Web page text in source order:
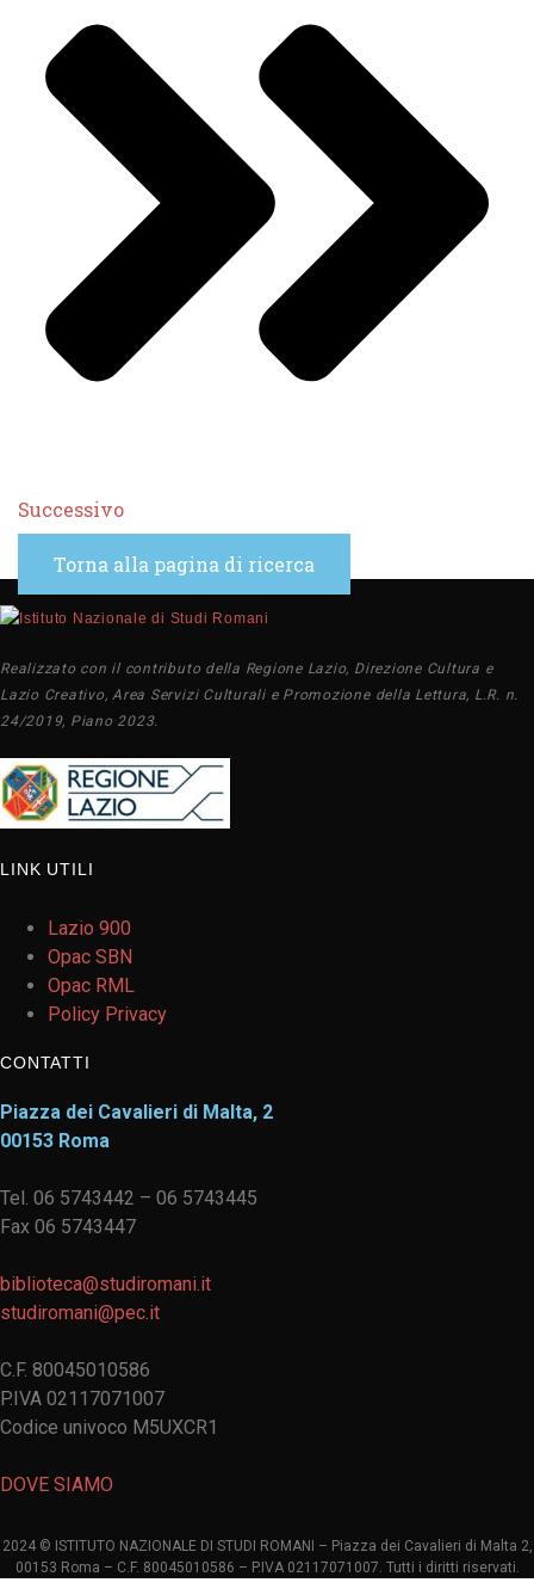
Successivo
Torna alla pagina di ricerca
Realizzato con il contributo della Regione Lazio, Direzione Cultura e
Lazio Creativo, Area Servizi Culturali e Promozione della Lettura, L.R. n.
24/2019, Piano 2023.
LINK UTILI
Lazio 900
Opac SBN
Opac RML
Policy Privacy
CONTATTI
Piazza dei Cavalieri di Malta, 2
00153 Roma
Tel. 06 5743442 – 06 5743445
Fax 06 5743447
biblioteca@studiromani.it
studiromani@pec.it
C.F. 80045010586
P.IVA 02117071007
Codice univoco M5UXCR1
DOVE SIAMO
2024 © ISTITUTO NAZIONALE DI STUDI ROMANI – Piazza dei Cavalieri di Malta 2,
00153 Roma – C.F. 80045010586 – P.IVA 02117071007. Tutti i diritti riservati.